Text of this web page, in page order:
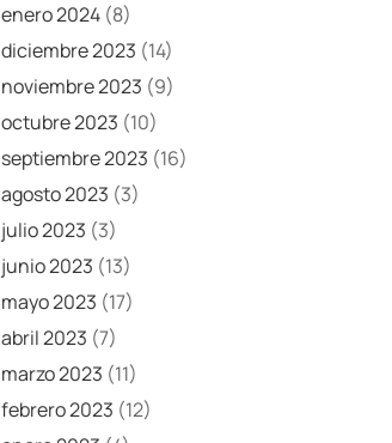
enero 2024 (8)
diciembre 2023 (14)
noviembre 2023 (9)
octubre 2023 (10)
septiembre 2023 (16)
agosto 2023 (3)
julio 2023 (3)
junio 2023 (13)
mayo 2023 (17)
abril 2023 (7)
marzo 2023 (11)
febrero 2023 (12)